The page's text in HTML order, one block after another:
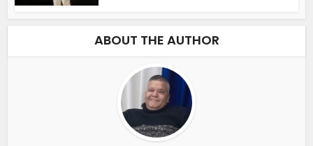
ABOUT THE AUTHOR